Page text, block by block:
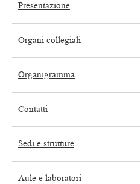
Presentazione
Organi collegiali
Organigramma
Contatti
Sedi e strutture
Aule e laboratori